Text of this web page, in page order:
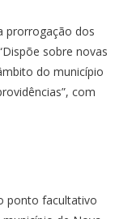
prorrogação dos
sobre novas
do município
com
ponto facultativo